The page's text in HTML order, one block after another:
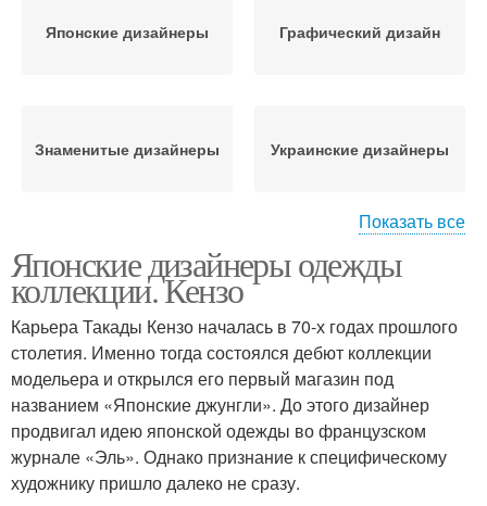
Японские дизайнеры Графический дизайн
Знаменитые дизайнеры Украинские дизайнеры
Известные дизайнеры Российские дизайнеры
Европейские
дизайнеры
Дизайнеры с мировой
славой
Показать все
Японские дизайнеры одежды
коллекции. Кензо
Карьера Такады Кензо началась в 70-х годах прошлого
столетия. Именно тогда состоялся дебют коллекции
модельера и открылся его первый магазин под
названием «Японские джунгли». До этого дизайнер
продвигал идею японской одежды во французском
журнале «Эль». Однако признание к специфическому
художнику пришло далеко не сразу.